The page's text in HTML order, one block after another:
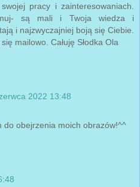
pracy i zainteresowaniach.
są mali i Twoja wiedza i
i najzwyczajniej boją się Ciebie.
mailowo. Całuję Słodka Ola
2022 13:48
do obejrzenia moich obrazów!^^